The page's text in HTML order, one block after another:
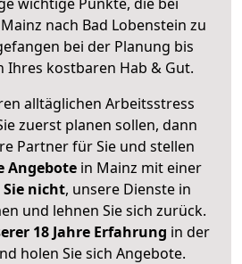
nach Bad Lobenstein zu
bei der Planung bis
Ihres kostbaren Hab & Gut.
alltäglichen Arbeitsstress
zuerst planen sollen, dann
Partner für Sie und stellen
Angebote in Mainz mit einer
Sie nicht, unsere Dienste in
und lehnen Sie sich zurück.
18 Jahre Erfahrung in der
holen Sie sich Angebote.